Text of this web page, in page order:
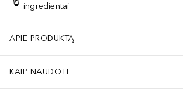
ingredientai
APIE PRODUKTĄ
KAIP NAUDOTI